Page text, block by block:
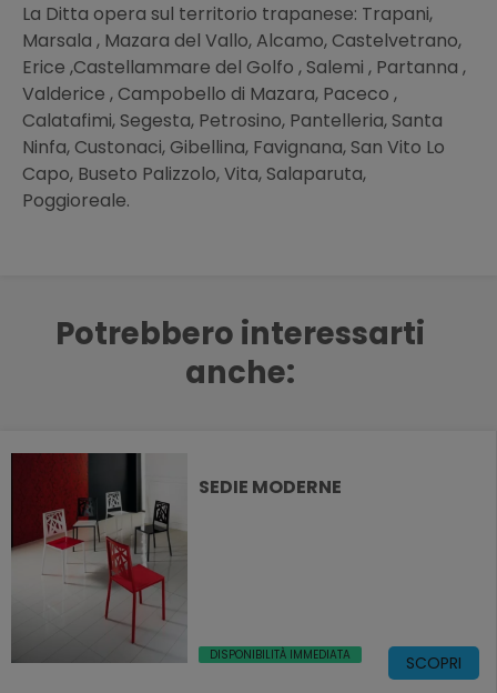
La Ditta opera sul territorio trapanese: Trapani,
Marsala , Mazara del Vallo, Alcamo, Castelvetrano,
Erice ,Castellammare del Golfo , Salemi , Partanna ,
Valderice , Campobello di Mazara, Paceco ,
Calatafimi, Segesta, Petrosino, Pantelleria, Santa
Ninfa, Custonaci, Gibellina, Favignana, San Vito Lo
Capo, Buseto Palizzolo, Vita, Salaparuta,
Poggioreale.
Potrebbero interessarti
anche:
SEDIE MODERNE
DISPONIBILITÀ IMMEDIATA SCOPRI